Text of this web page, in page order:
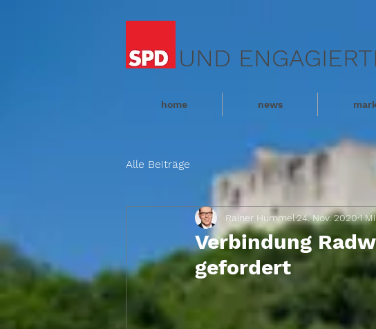
UND
home news
Alle Beiträge
Verbindung
gefordert
Rainer Hummel24. Nov. 20201